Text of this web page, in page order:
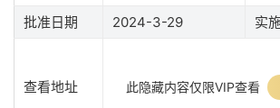
批准日期
2024-3-29 实
查看地址 此隐藏内容仅限VIP查看